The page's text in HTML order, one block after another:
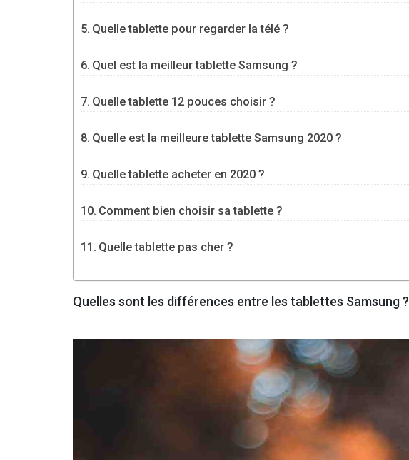
Quelle tablette pour regarder la télé ?
Quel est la meilleur tablette Samsung ?
Quelle tablette 12 pouces choisir ?
Quelle est la meilleure tablette Samsung 2020 ?
Quelle tablette acheter en 2020 ?
Comment bien choisir sa tablette ?
Quelle tablette pas cher ?
Quelles sont les différences entre les tablettes Samsung ?